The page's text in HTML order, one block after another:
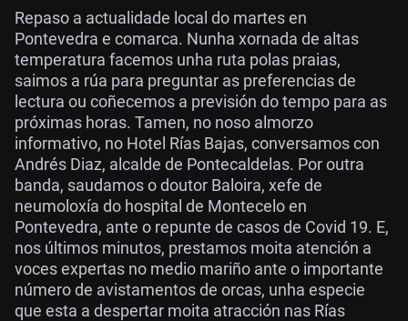
Repaso a actualidade local do martes en
Pontevedra e comarca. Nunha xornada de altas
temperatura facemos unha ruta polas praias,
saimos a rúa para preguntar as preferencias de
lectura ou coñecemos a previsión do tempo para as
próximas horas. Tamen, no noso almorzo
informativo, no Hotel Rías Bajas, conversamos con
Andrés Diaz, alcalde de Pontecaldelas. Por outra
banda, saudamos o doutor Baloira, xefe de
neumoloxía do hospital de Montecelo en
Pontevedra, ante o repunte de casos de Covid 19. E,
nos últimos minutos, prestamos moita atención a
voces expertas no medio mariño ante o importante
número de avistamentos de orcas, unha especie
que esta a despertar moita atracción nas Rías